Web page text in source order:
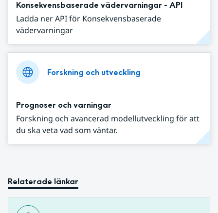
Konsekvensbaserade vädervarningar - API
Ladda ner API för Konsekvensbaserade
vädervarningar
Forskning och utveckling
Prognoser och varningar
Forskning och avancerad modellutveckling för att
du ska veta vad som väntar.
Relaterade länkar